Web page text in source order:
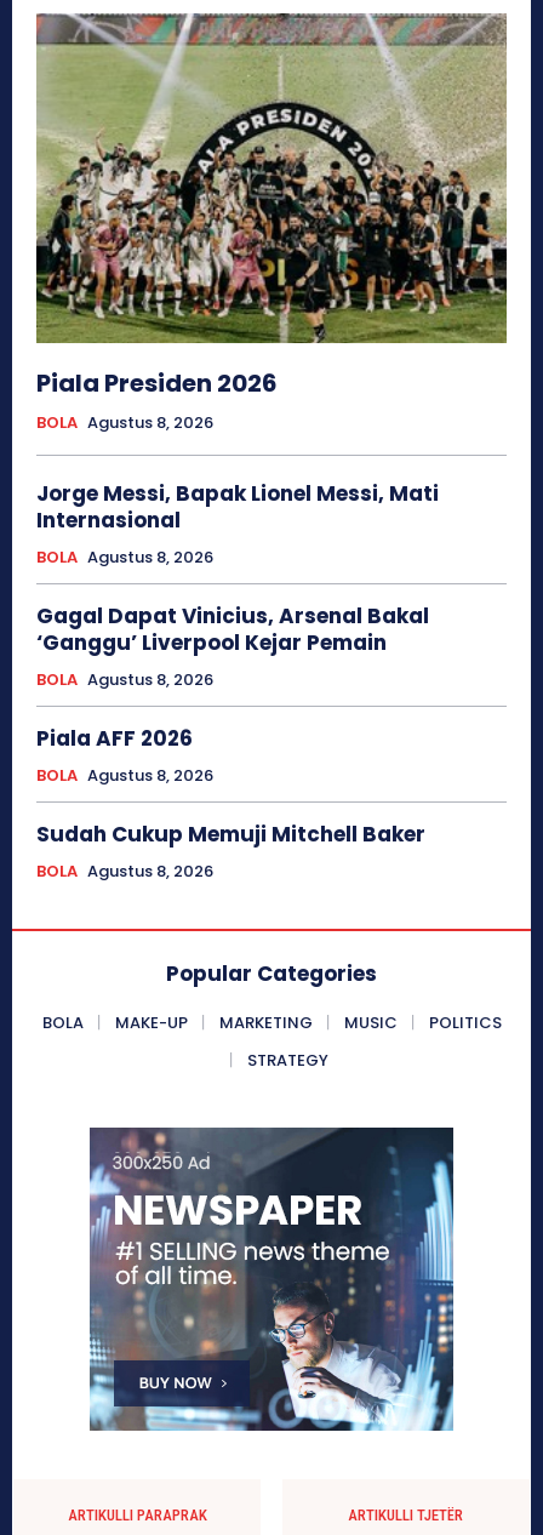
Piala Presiden 2026
BOLA Agustus 8, 2026
Jorge Messi, Bapak Lionel Messi, Mati
Internasional
BOLA Agustus 8, 2026
Gagal Dapat Vinicius, Arsenal Bakal
‘Ganggu’ Liverpool Kejar Pemain
BOLA Agustus 8, 2026
Piala AFF 2026
BOLA Agustus 8, 2026
Sudah Cukup Memuji Mitchell Baker
BOLA Agustus 8, 2026
Popular Categories
BOLA MAKE-UP MARKETING MUSIC
POLITICS
STRATEGY
ARTIKULLI PARAPRAK ARTIKULLI TJETËR